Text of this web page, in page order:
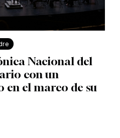
Nacional del
con un
el marco de su